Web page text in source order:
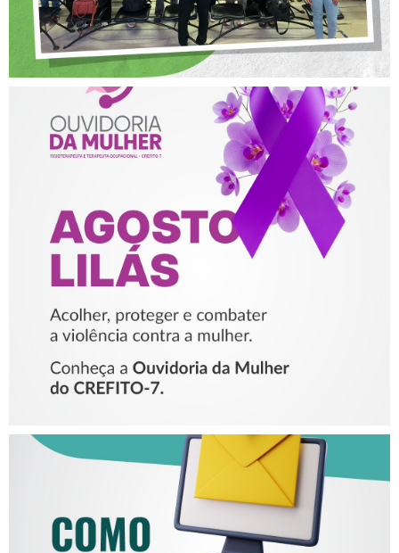
AGOSTO LILÁS – ACOLHER,
PROTEGER E COMBATER A
VIOLÊNCIA CONTRA A
MULHER